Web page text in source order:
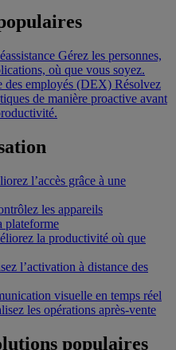
Gérez les personnes,
où que vous soyez.
des employés (DEX) Résolvez
de manière proactive avant
l’accès grâce à une
les appareils
plateforme
la productivité où que
l’activation à distance des
visuelle en temps réel
les opérations après-vente
populaires